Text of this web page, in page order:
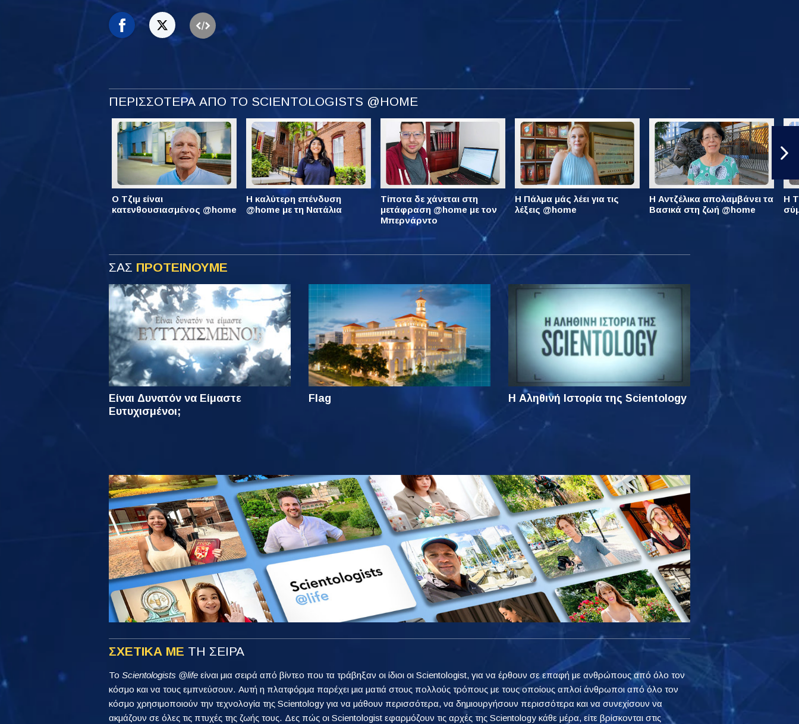
ΠΕΡΙΣΣΟΤΕΡΑ ΑΠΟ ΤΟ SCIENTOLOGISTS @HOME
Ο Τζιμ είναι
κατενθουσιασμένος @home
Η καλύτερη επένδυση
@home με τη Νατάλια
Τίποτα δε χάνεται στη
μετάφραση @home με τον
Μπερνάρντο
Η Πάλμα μάς λέει για τις
λέξεις @home
Η Αντζέλικα απολαμβάνει τα
Βασικά στη ζωή @home
Η
ΣΑΣ ΠΡΟΤΕΙΝΟΥΜΕ
Είναι Δυνατόν να Είμαστε
Ευτυχισμένοι;
Flag Η Αληθινή Ιστορία της Scientology
ΣΧΕΤΙΚΑ ΜΕ ΤΗ ΣΕΙΡΑ
Το Scientologists @life είναι μια σειρά από βίντεο που τα τράβηξαν οι ίδιοι οι Scientologist, για να έρθουν σε επαφή με ανθρώπους από όλο τον
κόσμο και να τους εμπνεύσουν. Αυτή η πλατφόρμα παρέχει μια ματιά στους πολλούς τρόπους με τους οποίους απλοί άνθρωποι από όλο τον
κόσμο χρησιμοποιούν την τεχνολογία της Scientology για να μάθουν περισσότερα, να δημιουργήσουν περισσότερα και να συνεχίσουν να
ακμάζουν σε όλες τις πτυχές της ζωής τους. Δες πώς οι Scientologist εφαρμόζουν τις αρχές της Scientology κάθε μέρα, είτε βρίσκονται στις